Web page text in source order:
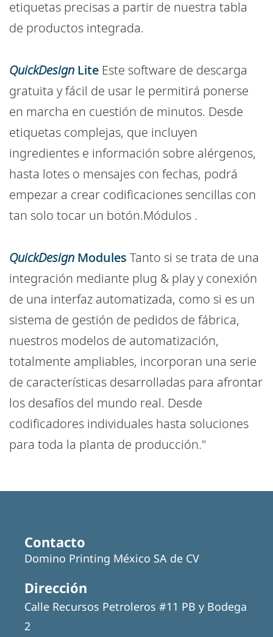
etiquetas precisas a partir de nuestra tabla
de productos integrada.
QuickDesign Lite Este software de descarga
gratuita y fácil de usar le permitirá ponerse
en marcha en cuestión de minutos. Desde
etiquetas complejas, que incluyen
ingredientes e información sobre alérgenos,
hasta lotes o mensajes con fechas, podrá
empezar a crear codificaciones sencillas con
tan solo tocar un botón.Módulos .
QuickDesign Modules Tanto si se trata de una
integración mediante plug & play y conexión
de una interfaz automatizada, como si es un
sistema de gestión de pedidos de fábrica,
nuestros modelos de automatización,
totalmente ampliables, incorporan una serie
de características desarrolladas para afrontar
los desafíos del mundo real. Desde
codificadores individuales hasta soluciones
para toda la planta de producción."
Contacto
Domino Printing México SA de CV
Dirección
Calle Recursos Petroleros #11 PB y Bodega
2